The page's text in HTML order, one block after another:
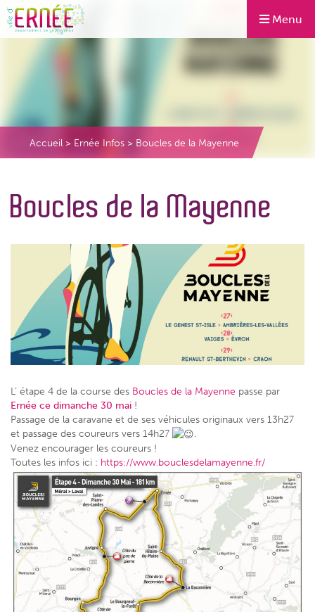
Menu
Accueil > Ernée Infos > Boucles de la Mayenne
Boucles de la Mayenne
L’ étape 4 de la course des Boucles de la Mayenne passe par
Ernée ce dimanche 30 mai !
Passage de la caravane et de ses véhicules originaux vers 13h27
et passage des coureurs vers 14h27
.
Venez encourager les coureurs !
Toutes les infos ici : https://www.bouclesdelamayenne.fr/